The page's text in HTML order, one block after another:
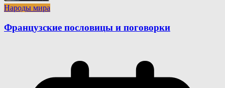
Народы мира
Французские пословицы и поговорки